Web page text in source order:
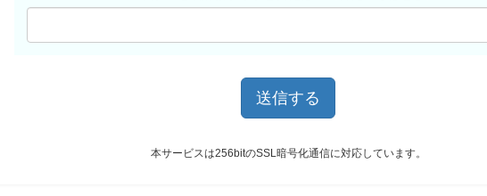
本サービスは256bitのSSL暗号化通信に対応しています。